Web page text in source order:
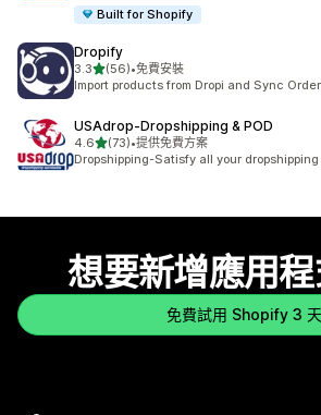
Built for Shopify
Dropify
3.3滿分 5 顆星
(56)
共有 56 則評價
•免費安裝
Import products from Dropi and Sync
USAdrop‑Dropshipping & POD
4.6滿分 5 顆星
(73)
共有 73 則評價
•提供免費方案
Dropshipping-Satisfy all your
想要新增應用程
免費試用 Shopify 3 天